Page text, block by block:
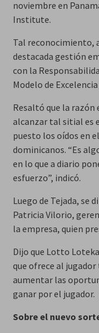
noviembre en
Institute.
Tal reconocimiento,
destacada gestión
con la
Modelo de
Resaltó que la razón
alcanzar tal sitial es
puesto los oídos en
dominicanos. “Es
en lo que a diario
esfuerzo”, indicó.
Luego de Tejada, se
Patricia Vilorio,
la empresa, quien
Dijo que Lotto
que ofrece al
aumentar las
ganar por el jugador.
Sobre el nuevo